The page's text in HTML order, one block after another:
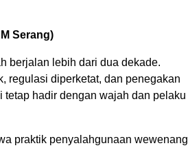
Serang)
berjalan lebih dari dua dekade.
regulasi diperketat, dan penegakan
tetap hadir dengan wajah dan pelaku
praktik penyalahgunaan wewenang